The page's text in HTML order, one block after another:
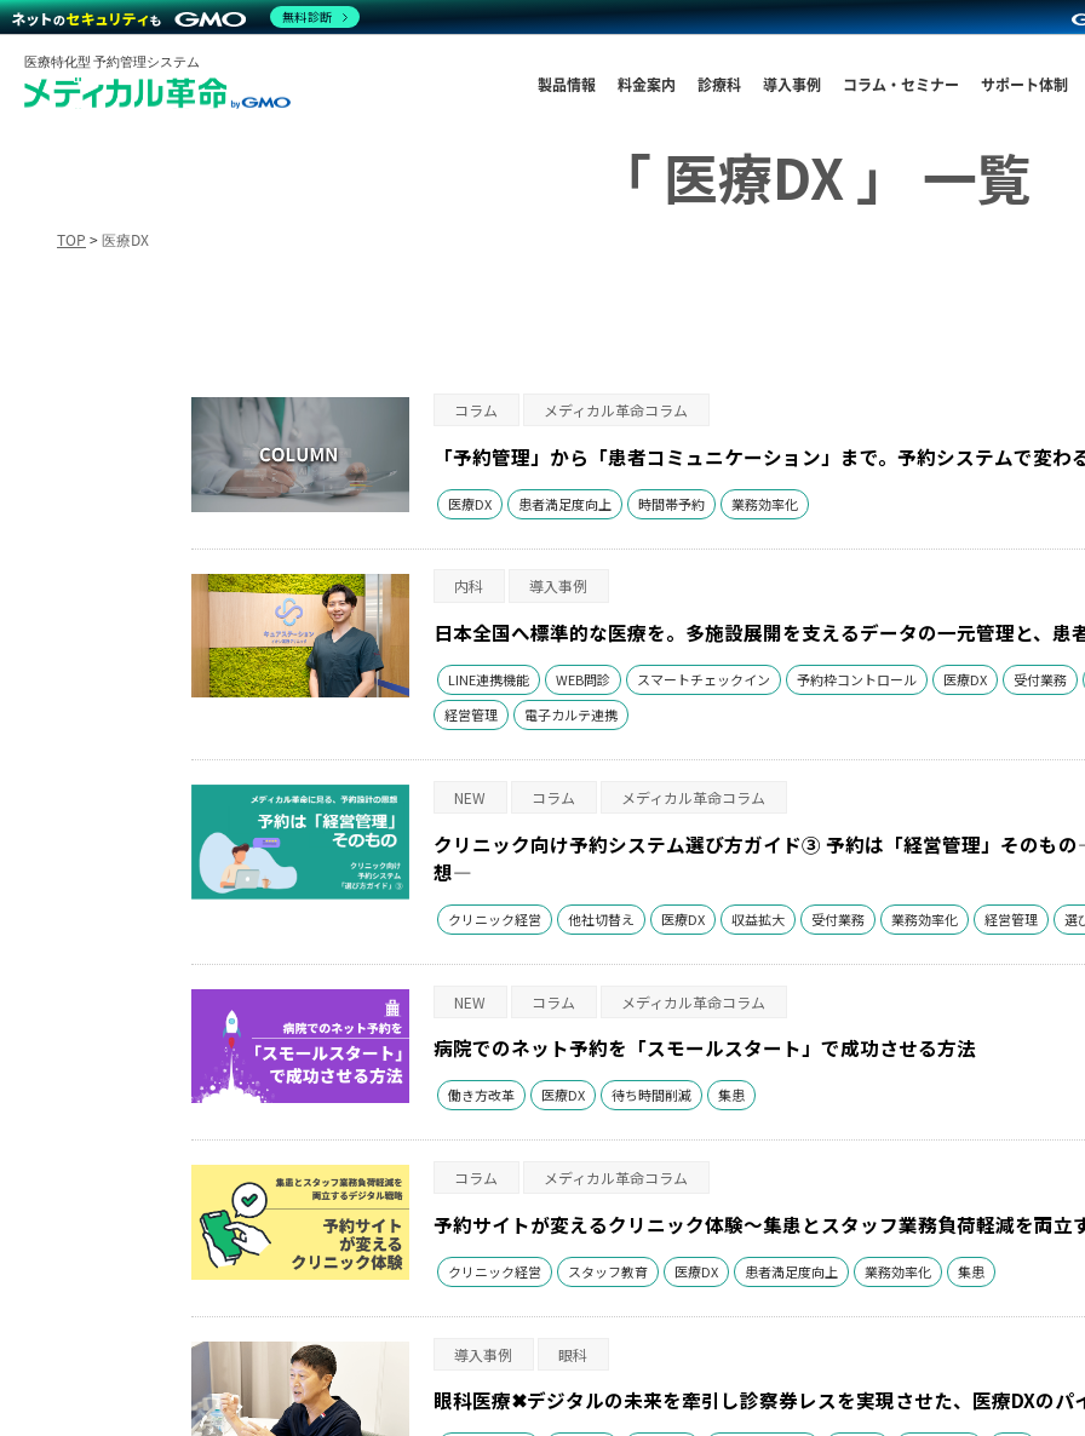
医療特化型 予約管理システム
製品情報 料金案内 診療科 導入事例 コラム・セミナー サポート体制
「 医療DX 」 一覧
TOP > 医療DX
コラム メディカル革命コラム
「予約管理」から「患者コミュニケーション」まで。予約システムで変わ
医療DX 患者満足度向上 時間帯予約 業務効率化
内科 導入事例
日本全国へ標準的な医療を。多施設展開を支えるデータの一元管理と、患
LINE連携機能 WEB問診 スマートチェックイン 予約枠コントロール 医療DX
受付業務
経営管理
電子カルテ連携
NEW コラム メディカル革命コラム
クリニック向け予約システム選び方ガイド③ 予約は「経営管理」そのも
想―
クリニック経営 他社切替え 医療DX 収益拡大 受付業務 業務効率化 経営管理 選
NEW コラム メディカル革命コラム
病院でのネット予約を「スモールスタート」で成功させる方法
働き方改革 医療DX 待ち時間削減 集患
コラム メディカル革命コラム
予約サイトが変えるクリニック体験～集患とスタッフ業務負荷軽減を両立
クリニック経営 スタッフ教育 医療DX 患者満足度向上 業務効率化 集患
導入事例 眼科
眼科医療✖デジタルの未来を牽引し診察券レスを実現させた、医療DXのパ
無料診断